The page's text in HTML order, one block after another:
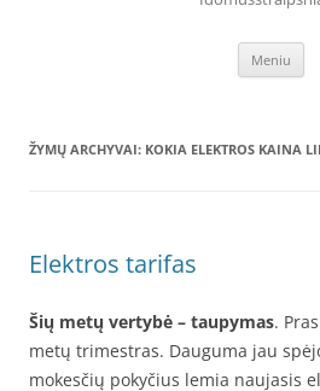
Meniu
ŽYMŲ ARCHYVAI: KOKIA ELEKTROS KAINA
Elektros tarifas
Šių metų vertybė – taupymas.
metų trimestras. Dauguma jau
mokesčių pokyčius lemia naujasis